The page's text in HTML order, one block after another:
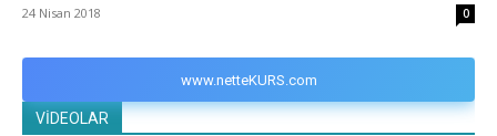
24 Nisan 2018 0
www.netteKURS.com
VİDEOLAR